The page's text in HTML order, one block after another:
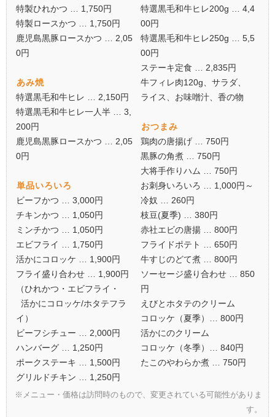
特製ひれかつ … 1,750円
特製ロースかつ … 1,750円
鹿児島黒豚ロースかつ … 2,05
0円
あみ焼
特選黒毛和牛ヒレ … 2,150円
特選黒毛和牛ヒレ一人半 … 3,
200円
鹿児島黒豚ロースかつ … 2,05
0円
単品いろいろ
ビーフかつ … 3,000円
チキンかつ … 1,050円
ミンチかつ … 1,050円
エビフライ … 1,750円
活かにコロッケ … 1,900円
フライ盛り合わせ … 1,900円
（ひれかつ・エビフライ・
活かにコロッケ/ホタテフラ
イ）
ビーフシチュー … 2,000円
ハンバーグ … 1,250円
ポークステーキ … 1,500円
グリルドチキン … 1,250円
特選黒毛和牛ヒレ200g … 4,4
00円
特選黒毛和牛ヒレ250g … 5,5
00円
ステーキ定食 … 2,835円
牛フィレ肉120g、サラダ、
ライス、お味噌汁、香の物
おつまみ
鶏肉の唐揚げ … 750円
黒豚の角煮 … 750円
大将手作りハム … 750円
お刺身いろいろ … 1,000円～
冷奴 … 260円
枝豆(夏季) … 380円
赤社エビの唐揚 … 800円
フライドポテト … 650円
牛すじのどて煮 … 800円
ソーセージ盛り合わせ … 850
円
えびとホタテのクリーム
コロッケ（夏季）… 800円
活かにのクリーム
コロッケ（冬季）… 840円
たこのやわらか煮 … 750円
※メニュー・価格は訪問時のもので、変更されている可能性がありま
す。